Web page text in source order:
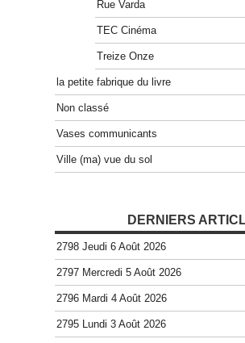
Rue Varda
TEC Cinéma
Treize Onze
la petite fabrique du livre
Non classé
Vases communicants
Ville (ma) vue du sol
DERNIERS
2798 Jeudi 6 Août 2026
2797 Mercredi 5 Août 2026
2796 Mardi 4 Août 2026
2795 Lundi 3 Août 2026